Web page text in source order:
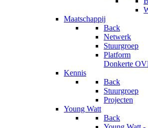
Maatschappij
Back
Netwerk
Stuurgroep
Platform
Donkerte
Kennis
Back
Stuurgroep
Projecten
Young Watt
Back